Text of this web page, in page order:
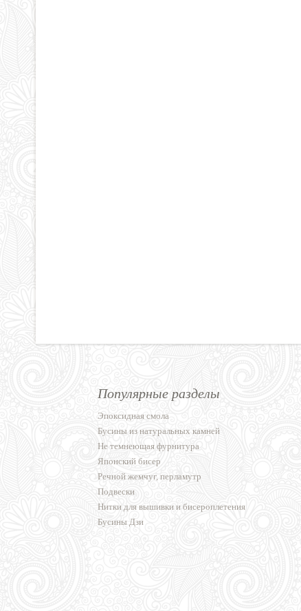
Популярные разделы
Эпоксидная смола
Бусины из натуральных камней
Не темнеющая фурнитура
Японский бисер
Речной жемчуг, перламутр
Подвески
Нитки для вышивки и бисероплетения
Бусины Дзи